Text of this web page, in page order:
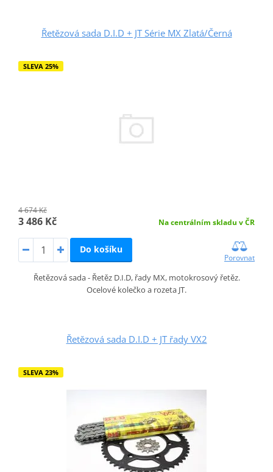
Řetězová sada D.I.D + JT Série MX Zlatá/Černá
SLEVA 25%
4 674 Kč
3 486 Kč Na centrálním skladu v ČR
Do košíku
Porovnat
Řetězová sada - Řetěz D.I.D, řady MX, motokrosový řetěz.
Ocelové kolečko a rozeta JT.
Řetězová sada D.I.D + JT řady VX2
SLEVA 23%